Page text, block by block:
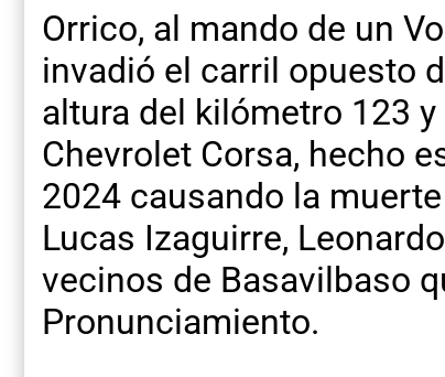
Orrico, al mando de un
invadió el carril opuesto
altura del kilómetro 123
Chevrolet Corsa, hecho
2024 causando la
Lucas Izaguirre,
vecinos de Basavilbaso
Pronunciamiento.